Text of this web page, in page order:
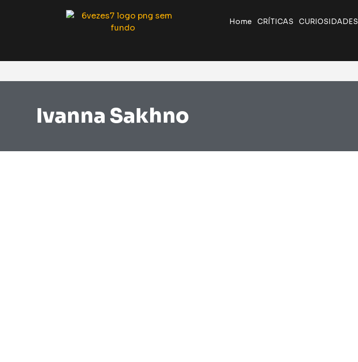
Home CRÍTICAS CURIOSIDADES
Ivanna Sakhno